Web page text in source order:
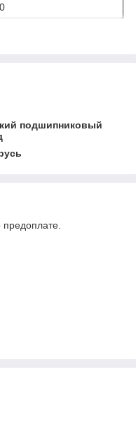
подшипниковый
предоплате.